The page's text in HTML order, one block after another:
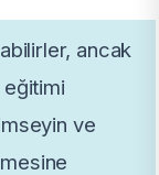
ancak
eğitimi
ve